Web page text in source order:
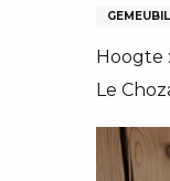
GROEPEN,
Hoogte
Le